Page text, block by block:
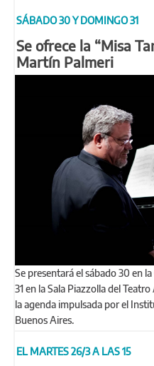
SÁBADO 30 Y DOMINGO 31
Se ofrece la “Misa
Martín Palmeri
Se presentará el sábado 30 en
31 en la Sala Piazzolla del
la agenda impulsada por el
Buenos Aires.
EL MARTES 26/3 A LAS 15